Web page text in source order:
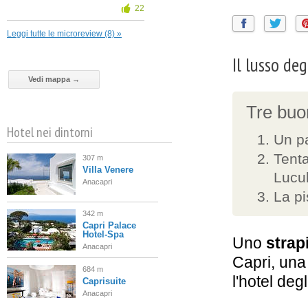
Il lusso
Tre
Un
La
Uno
Capri,
l'hotel
22
Leggi tutte le microreview (8) »
Vedi mappa →
Hotel nei dintorni
307 m
Villa Venere
Anacapri
342 m
Capri Palace
Hotel-Spa
Anacapri
684 m
Caprisuite
Anacapri